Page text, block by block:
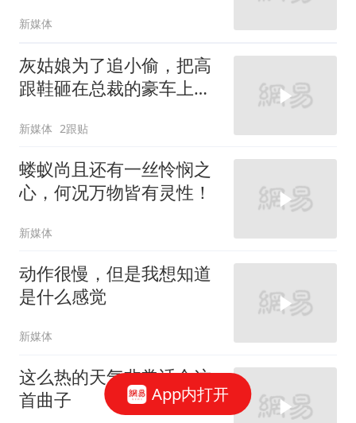
新媒体
灰姑娘为了追小偷，把高
跟鞋砸在总裁的豪车上，
新媒体 2跟贴
蝼蚁尚且还有一丝怜悯之
心，何况万物皆有灵性！
新媒体
动作很慢，但是我想知道
是什么感觉
新媒体
这么热的天气非常适合这
首曲子
App内打开